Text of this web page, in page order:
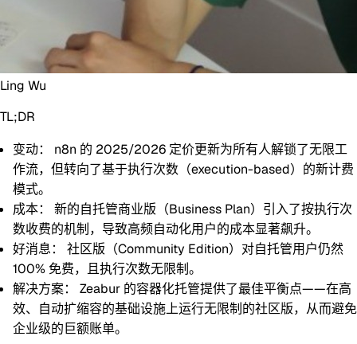
Ling Wu
TL;DR
变动：
n8n 的 2025/2026 定价更新为所有人解锁了无限工
作流，但转向了基于执行次数（execution-based）的新计费
模式。
成本：
新的自托管商业版（Business Plan）引入了按执行次
数收费的机制，导致高频自动化用户的成本显著飙升。
好消息：
社区版（Community Edition）对自托管用户仍然
100% 免费，且执行次数无限制。
解决方案：
Zeabur 的容器化托管提供了最佳平衡点——在高
效、自动扩缩容的基础设施上运行无限制的社区版，从而避免
企业级的巨额账单。